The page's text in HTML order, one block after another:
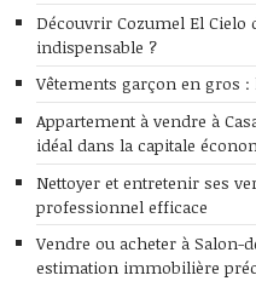
Découvrir Cozumel El Cielo
indispensable ?
Vêtements garçon en gros
Appartement à vendre à
idéal dans la capitale
Nettoyer et entretenir ses
professionnel efficace
Vendre ou acheter à Salon-
estimation immobilière